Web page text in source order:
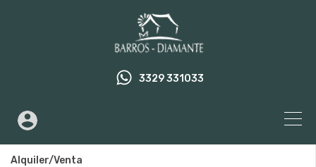
3329 331033
Alquiler/Venta